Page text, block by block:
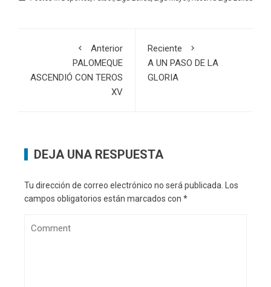
Anterior
PALOMEQUE
ASCENDIÓ CON TEROS
XV
Reciente
A UN PASO DE LA
GLORIA
DEJA UNA RESPUESTA
Tu dirección de correo electrónico no será publicada.
Los
campos obligatorios están marcados con *